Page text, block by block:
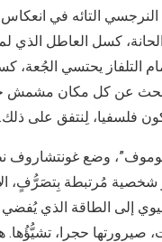
التائه في
كسل العاطل الذي
التلفاز يحتسي الجُعة،
عن كل مكان مشمش
فلسفيا، لِنتفق على ذلك.
وضع
شخصية مُرتبطة بِتصَرُّفٍ،
إلى الطاقة الذي يُفضي
صيرورتها حجرا،